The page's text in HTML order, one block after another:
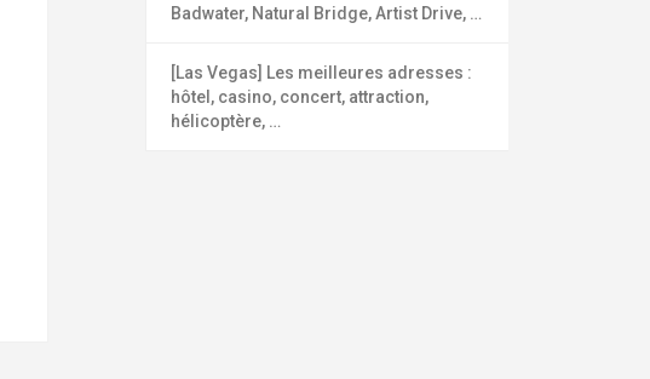
Badwater, Natural Bridge, Artist Drive, …
[Las Vegas] Les meilleures adresses :
hôtel, casino, concert, attraction,
hélicoptère, …